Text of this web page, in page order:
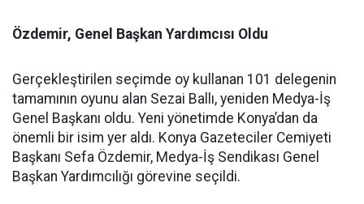
Özdemir, Genel Başkan Yardımcısı Oldu
Gerçekleştirilen seçimde oy kullanan 101 delegenin
tamamının oyunu alan Sezai Ballı, yeniden Medya-İş
Genel Başkanı oldu. Yeni yönetimde Konya’dan da
önemli bir isim yer aldı. Konya Gazeteciler Cemiyeti
Başkanı Sefa Özdemir, Medya-İş Sendikası Genel
Başkan Yardımcılığı görevine seçildi.